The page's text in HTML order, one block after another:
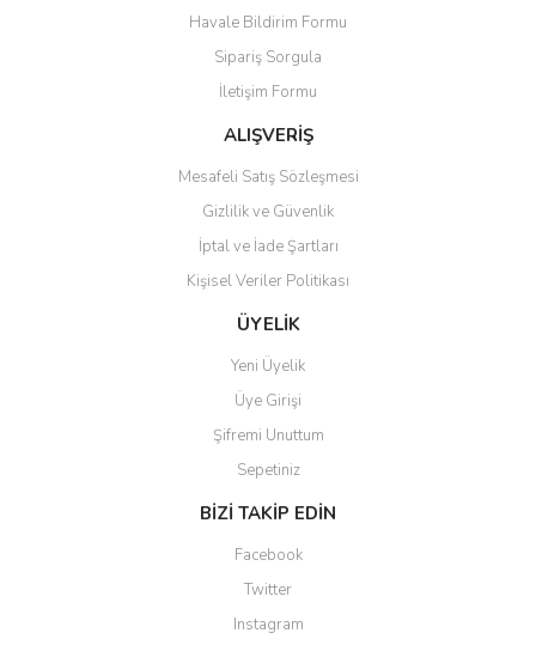
Ürün açıklamasında eksik bilgiler bulunuyor.
Ürün bilgilerinde hatalar bulunuyor.
Ürün fiyatı diğer sitelerden daha pahalı.
Bu ürüne benzer farklı alternatifler olmalı.
Gönder
Havale Bildirim Formu
Sipariş Sorgula
İletişim Formu
ALIŞVERİŞ
Mesafeli Satış Sözleşmesi
Gizlilik ve Güvenlik
İptal ve İade Şartları
Kişisel Veriler Politikası
ÜYELİK
Yeni Üyelik
Üye Girişi
Şifremi Unuttum
Sepetiniz
BİZİ TAKİP EDİN
Facebook
Twitter
Instagram